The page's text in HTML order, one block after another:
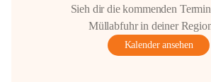
Sieh dir die kommenden
Müllabfuhr in deiner
Kalender ansehen